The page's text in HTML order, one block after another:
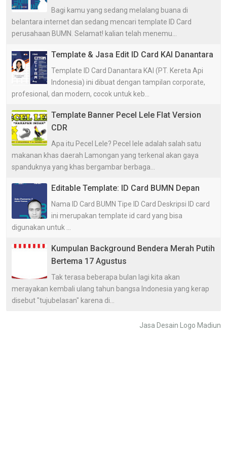
Bagi kamu yang sedang melalang buana di
belantara internet dan sedang mencari template ID Card
perusahaan BUMN. Selamat! kalian telah menemu...
Template & Jasa Edit ID Card KAI Danantara
Template ID Card Danantara KAI (PT. Kereta Api
Indonesia) ini dibuat dengan tampilan corporate,
profesional, dan modern, cocok untuk keb...
Template Banner Pecel Lele Flat Version
CDR
Apa itu Pecel Lele? Pecel lele adalah salah satu
makanan khas daerah Lamongan yang terkenal akan gaya
spanduknya yang khas bergambar berbaga...
Editable Template: ID Card BUMN Depan
Nama ID Card BUMN Tipe ID Card Deskripsi ID card
ini merupakan template id card yang bisa
digunakan untuk ...
Kumpulan Background Bendera Merah Putih
Bertema 17 Agustus
Tak terasa beberapa bulan lagi kita akan
merayakan kembali ulang tahun bangsa Indonesia yang kerap
disebut "tujubelasan" karena di...
Jasa Desain Logo Madiun